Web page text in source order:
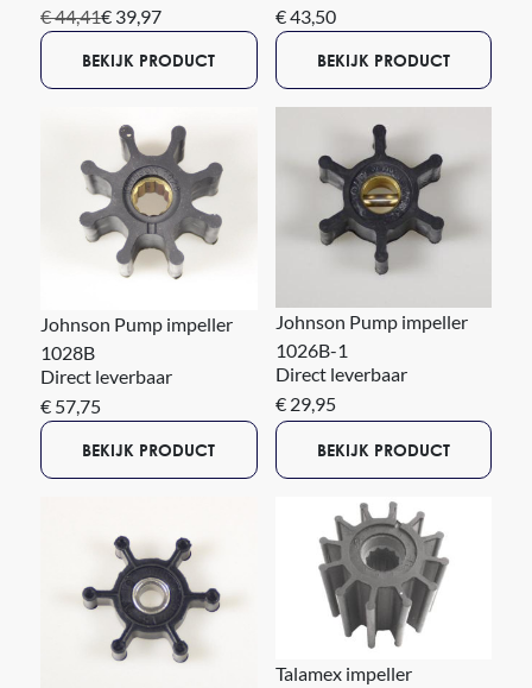
€ 44,41€ 39,97
BEKIJK PRODUCT
€ 43,50
BEKIJK PRODUCT
Johnson Pump impeller
1028B
Direct leverbaar
€ 57,75
BEKIJK PRODUCT
Johnson Pump impeller
1026B-1
Direct leverbaar
€ 29,95
BEKIJK PRODUCT
Talamex impeller